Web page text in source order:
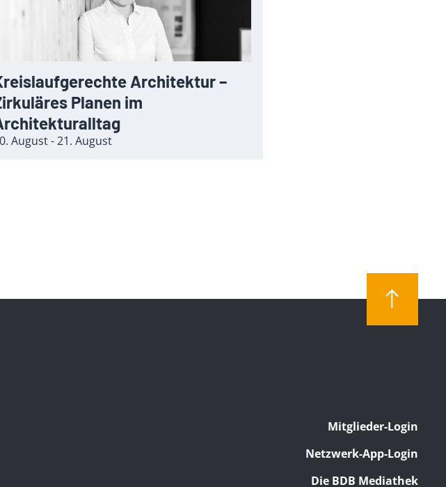
Architektur –
Planen im
August - 21. August
Mitglieder-Login
Netzwerk-App-Login
Die BDB Mediathek